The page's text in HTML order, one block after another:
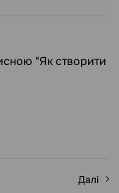
"Як створити
Далі